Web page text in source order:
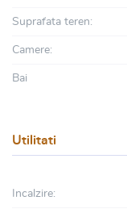
Suprafata teren:
Camere:
Bai
Utilitati
Incalzire: